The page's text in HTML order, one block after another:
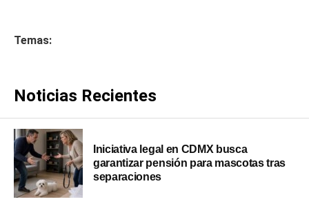
Temas:
Noticias Recientes
Iniciativa legal en CDMX busca
garantizar pensión para mascotas tras
separaciones